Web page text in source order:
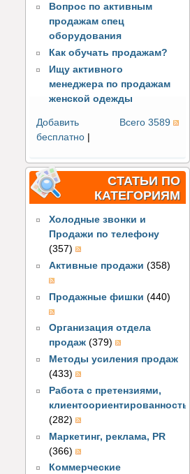
Вопрос по активным
продажам спец
оборудования
Как обучать продажам?
Ищу активного
менеджера по продажам
женской одежды
Всего 3589
Добавить
бесплатно |
СТАТЬИ ПО
КАТЕГОРИЯМ
Холодные звонки и
Продажи по телефону
(357)
Активные продажи (358)
Продажные фишки (440)
Организация отдела
продаж (379)
Методы усиления продаж
(433)
Работа с претензиями,
клиентоориентированность
(282)
Маркетинг, реклама, PR
(366)
Коммерческие